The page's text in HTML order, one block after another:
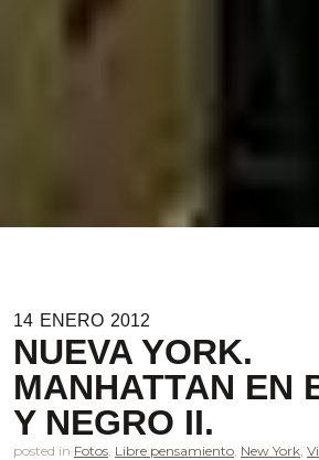
14 ENERO 2012
NUEVA YORK.
MANHATTAN EN
Y NEGRO II.
posted in Fotos, Libre pensamiento, New York,